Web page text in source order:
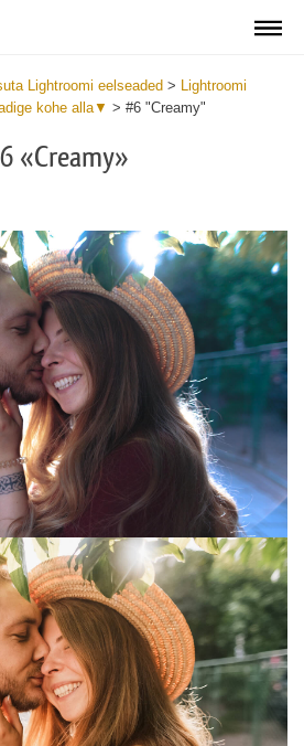
Lightroomi eelseaded > Lightroomi
kohe alla▼ > #6 "Creamy"
«Creamy»
Please select
#6